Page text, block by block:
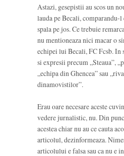
Astazi, gesepistii au scos un
lauda pe Becali, comparandu-l
spala pe jos. Ce trebuie
nu mentioneaza nici macar o
echipei lui Becali, FC Fcsb.
si expresii precum „Steaua”,
„echipa din Ghencea” sau
dinamovistilor”.
Erau oare necesare aceste
vedere jurnalistic, nu. Din
acestea chiar nu au ce cauta
articolul, dezinformeaza.
articolului e falsa sau ca nu e